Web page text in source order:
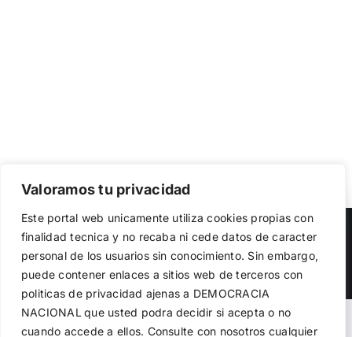
Valoramos tu privacidad
Este portal web unicamente utiliza cookies propias con
finalidad tecnica y no recaba ni cede datos de caracter
personal de los usuarios sin conocimiento. Sin embargo,
puede contener enlaces a sitios web de terceros con
politicas de privacidad ajenas a DEMOCRACIA
NACIONAL que usted podra decidir si acepta o no
cuando accede a ellos. Consulte con nosotros cualquier
Copyright 2023 | Democracia Nacional | All Rights Reserved
Facebook
TwitterInstagram
Warning: Undefined variable $visibility_homepage in
el funcionamiento de la web, medir su uso y mejorar
nuestros servicios. Puede aceptar todas las cookies,
rechazar las no necesarias o configurar sus preferencias.
Política de cookies
Aceptar todo